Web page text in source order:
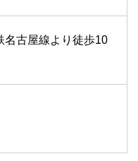
名古屋線より徒歩10